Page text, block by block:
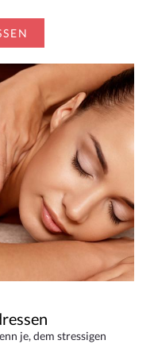
je, dem stressigen